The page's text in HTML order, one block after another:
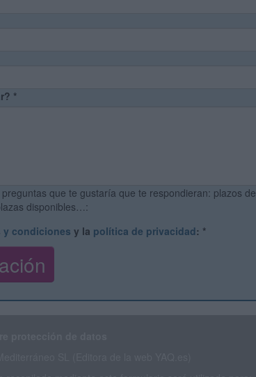
*
que te gustaría que te respondieran: plazos de
disponibles…:
y condiciones y la política de privacidad: *